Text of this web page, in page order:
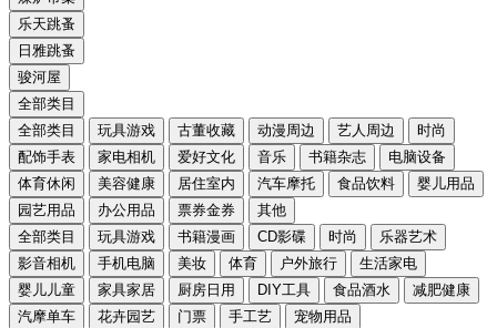
乐天跳蚤
日雅跳蚤
骏河屋
全部类目
全部类目
玩具游戏 古董收藏 动漫周边 艺人周边
时尚
配饰手表
家电相机 爱好文化 音乐 书籍杂志
电脑设备
体育休闲
美容健康 居住室内 汽车摩托 食品饮料
婴儿用品
园艺用品
办公用品 票券金券
其他
全部类目
玩具游戏 书籍漫画 CD影碟 时尚
乐器艺术
影音相机
手机电脑 美妆 体育 户外旅行
生活家电
婴儿儿童
家具家居 厨房日用 DIY工具 食品酒水
减肥健康
汽摩单车
花卉园艺 门票 手工艺
宠物用品